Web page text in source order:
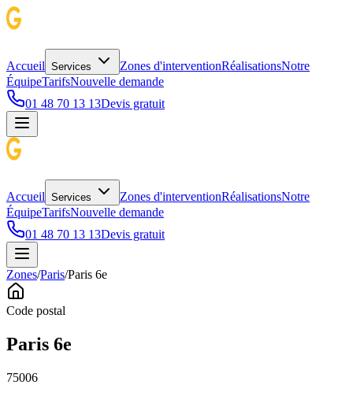
Accueil Services Zones d'interventionRéalisationsNotre
ÉquipeTarifsNouvelle demande
01 48 70 13 13Devis gratuit
Accueil Services Zones d'interventionRéalisationsNotre
ÉquipeTarifsNouvelle demande
01 48 70 13 13Devis gratuit
Zones/Paris/Paris 6e
Code postal
Paris 6e
75006